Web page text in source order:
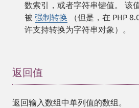
数索引，或者字符串键值。 该
被 强制转换 （但是，在 PHP
许支持转换为字符串对象）。
返回值
返回输入数组中单列值的数组。